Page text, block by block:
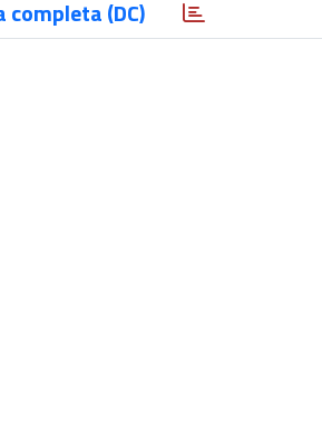
completa (DC)